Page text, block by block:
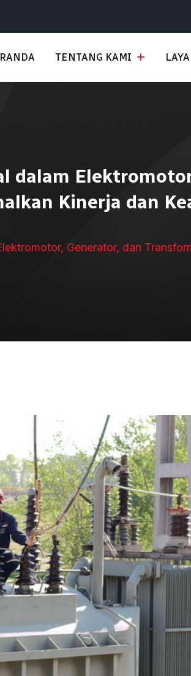
TENTANG KAMI
dalam
Kinerja dan
Generator, dan